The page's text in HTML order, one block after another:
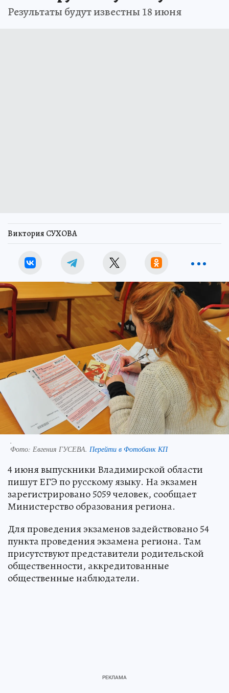
Результаты будут известны 18 июня
Виктория СУХОВА
.
Фото: Евгения ГУСЕВА. Перейти в Фотобанк КП
4 июня выпускники Владимирской области
пишут ЕГЭ по русскому языку. На экзамен
зарегистрировано 5059 человек, сообщает
Министерство образования региона.
Для проведения экзаменов задействовано 54
пункта проведения экзамена региона. Там
присутствуют представители родительской
общественности, аккредитованные
общественные наблюдатели.